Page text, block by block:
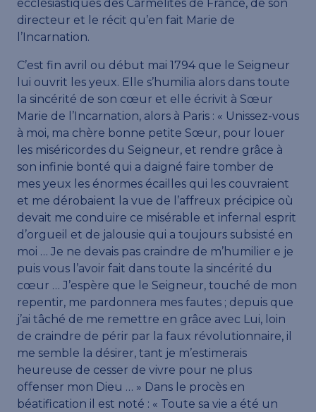
ecclésiastiques des Carmélites de France, de son
directeur et le récit qu’en fait Marie de
l’Incarnation.
C’est fin avril ou début mai 1794 que le Seigneur
lui ouvrit les yeux. Elle s’humilia alors dans toute
la sincérité de son cœur et elle écrivit à Sœur
Marie de l’Incarnation, alors à Paris : « Unissez-vous
à moi, ma chère bonne petite Sœur, pour louer
les miséricordes du Seigneur, et rendre grâce à
son infinie bonté qui a daigné faire tomber de
mes yeux les énormes écailles qui les couvraient
et me dérobaient la vue de l’affreux précipice où
devait me conduire ce misérable et infernal esprit
d’orgueil et de jalousie qui a toujours subsisté en
moi … Je ne devais pas craindre de m’humilier e je
puis vous l’avoir fait dans toute la sincérité du
cœur … J’espère que le Seigneur, touché de mon
repentir, me pardonnera mes fautes ; depuis que
j’ai tâché de me remettre en grâce avec Lui, loin
de craindre de périr par la faux révolutionnaire, il
me semble la désirer, tant je m’estimerais
heureuse de cesser de vivre pour ne plus
offenser mon Dieu … » Dans le procès en
béatification il est noté : « Toute sa vie a été un